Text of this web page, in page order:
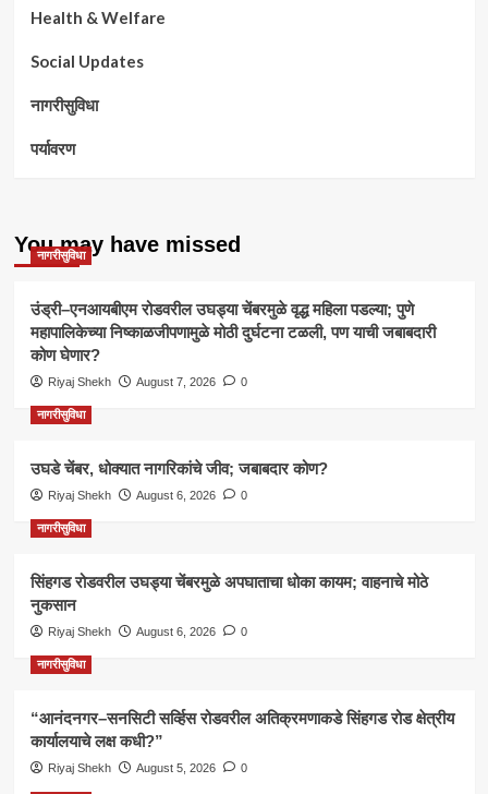
Health & Welfare
Social Updates
नागरीसुविधा
पर्यावरण
You may have missed
नागरीसुविधा
उंड्री–एनआयबीएम रोडवरील उघड्या चेंबरमुळे वृद्ध महिला पडल्या; पुणे
महापालिकेच्या निष्काळजीपणामुळे मोठी दुर्घटना टळली, पण याची जबाबदारी
कोण घेणार?
Riyaj Shekh August 7, 2026 0
नागरीसुविधा
उघडे चेंबर, धोक्यात नागरिकांचे जीव; जबाबदार कोण?
Riyaj Shekh August 6, 2026 0
नागरीसुविधा
सिंहगड रोडवरील उघड्या चेंबरमुळे अपघाताचा धोका कायम; वाहनाचे मोठे
नुकसान
Riyaj Shekh August 6, 2026 0
नागरीसुविधा
“आनंदनगर–सनसिटी सर्व्हिस रोडवरील अतिक्रमणाकडे सिंहगड रोड क्षेत्रीय
कार्यालयाचे लक्ष कधी?”
Riyaj Shekh August 5, 2026 0